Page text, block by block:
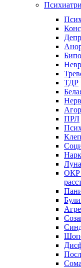
ТДР
ПРЛ
ОКР